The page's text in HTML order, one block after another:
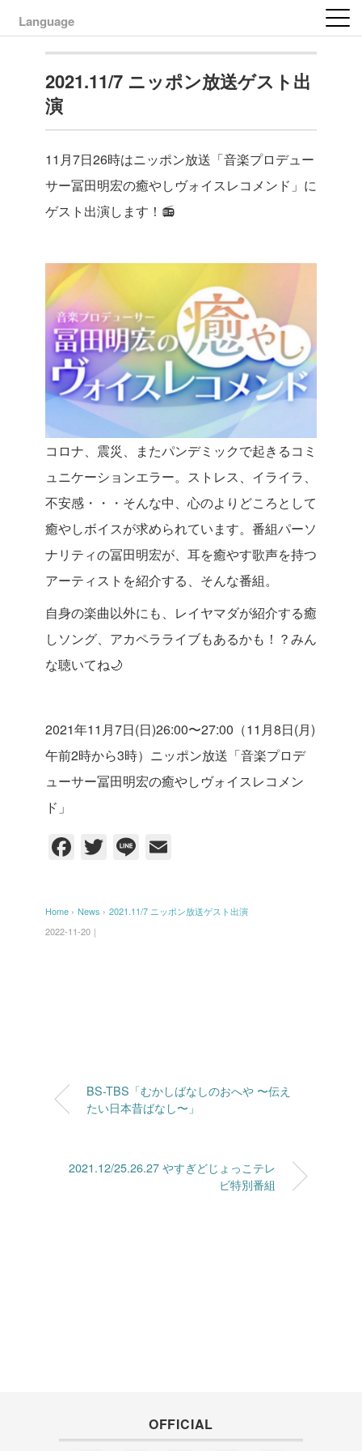
Language
2021.11/7 ニッポン放送ゲスト出
演
11月7日26時はニッポン放送「音楽プロデュー
サー冨田明宏の癒やしヴォイスレコメンド」に
ゲスト出演します！📻
コロナ、震災、またパンデミックで起きるコミ
ュニケーションエラー。ストレス、イライラ、
不安感・・・ そんな中、心のよりどころとして
癒やしボイスが求められています。 番組パーソ
ナリティの冨田明宏が、耳を癒やす歌声を持つ
アーティストを紹介する、そんな番組。
自身の楽曲以外にも、レイヤマダが紹介する癒
しソング、アカペラライブもあるかも！？みん
な聴いてね🌙
2021年11月7日(日)26:00〜27:00 （11月8日(月)
午前2時から3時） ニッポン放送 「音楽プロデ
ューサー冨田明宏の癒やしヴォイスレコメン
ド」
F
c
e
T
tt
er
Li
e ail
Home › News › 2021.11/7 ニッポン放送ゲスト出演
2022-11-20｜
BS-TBS「むかしばなしのおへや 〜伝え
たい日本昔ばなし〜」
2021.12/25.26.27 やすぎどじょっこテレ
ビ特別番組
OFFICIAL